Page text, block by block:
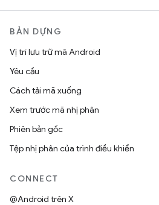
BẢN DỰNG
Vị trí lưu trữ mã Android
Yêu cầu
Cách tải mã xuống
Xem trước mã nhị phân
Phiên bản gốc
Tệp nhị phân của trình điều khiển
CONNECT
@Android trên X